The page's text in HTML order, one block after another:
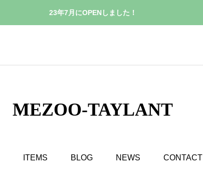
23年7月にOPENしました！
MEZOO-TAYLANT
ITEMS BLOG NEWS CONTACT